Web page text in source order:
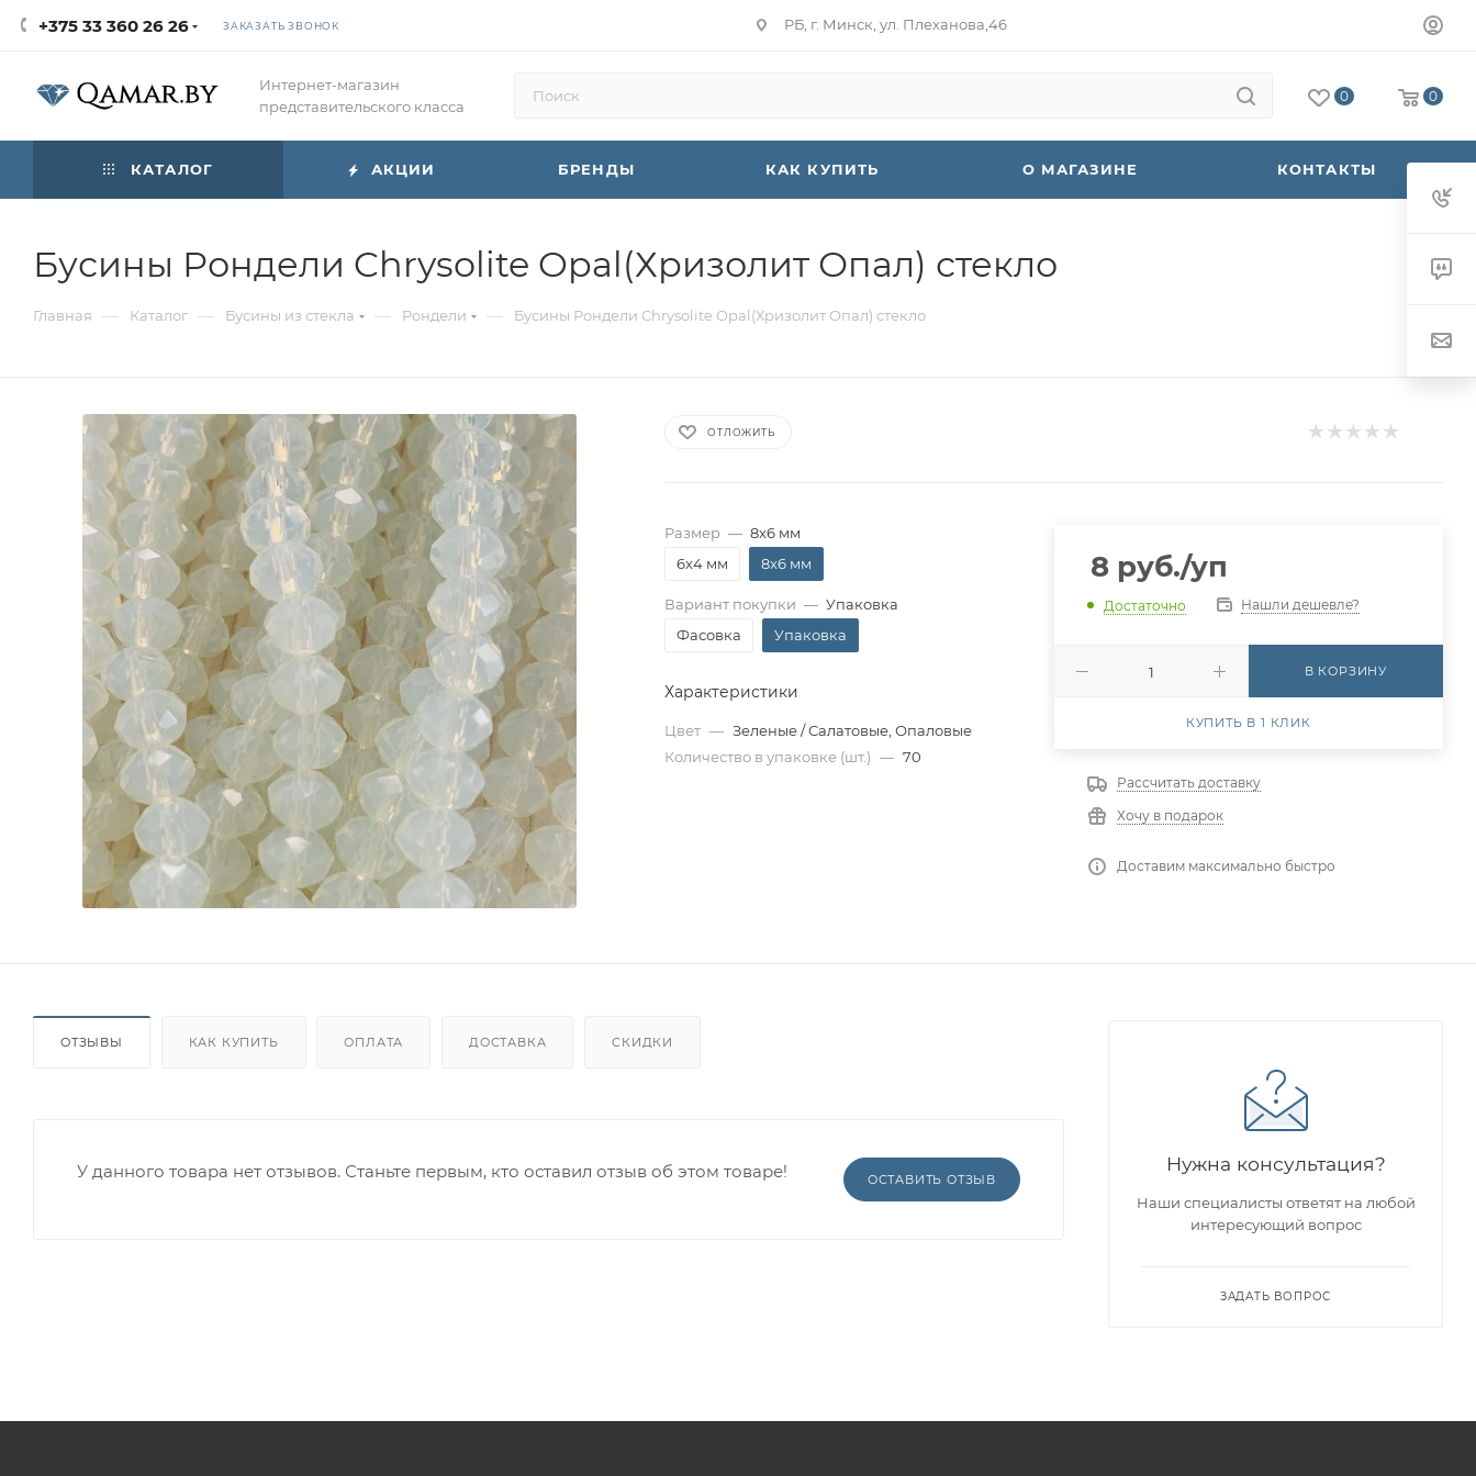
+375 33 360 26 26 ЗАКАЗАТЬ ЗВОНОК РБ, г. Минск, ул. Плеханова,46
Интернет-магазин
представительского класса
0 0
КАТАЛОГ АКЦИИ БРЕНДЫ КАК КУПИТЬ О МАГАЗИНЕ КОНТАКТЫ
Бусины Рондели Chrysolite Opal(Хризолит Опал) стекло
Главная — Каталог — Бусины из стекла — Рондели — Бусины Рондели Chrysolite Opal(Хризолит Опал) стекло
ОТЛОЖИТЬ
Размер — 8x6 мм
6x4 мм
8x6 мм
Вариант покупки — Упаковка
Фасовка
Упаковка
Характеристики
Цвет — Зеленые / Салатовые, Опаловые
Количество в упаковке (шт.) — 70
8руб./уп
Достаточно Нашли дешевле?
В КОРЗИНУ
КУПИТЬ В 1 КЛИК
Рассчитать доставку
Хочу в подарок
Доставим максимально быстро
ОТЗЫВЫ КАК КУПИТЬ ОПЛАТА ДОСТАВКА СКИДКИ
ОСТАВИТЬ ОТЗЫВ
У данного товара нет отзывов. Станьте первым, кто оставил отзыв об этом товаре! Нужна консультация?
Наши специалисты ответят на любой
интересующий вопрос
ЗАДАТЬ ВОПРОС